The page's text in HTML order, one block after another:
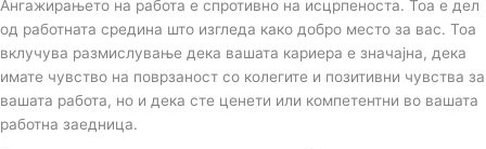
Ангажирањето на работа е спротивно на исцрпеноста. Тоа е дел
од работната средина што изгледа како добро место за вас. Тоа
вклучува размислување дека вашата кариера е значајна, дека
имате чувство на поврзаност со колегите и позитивни чувства за
вашата работа, но и дека сте ценети или компетентни во вашата
работна заедница.